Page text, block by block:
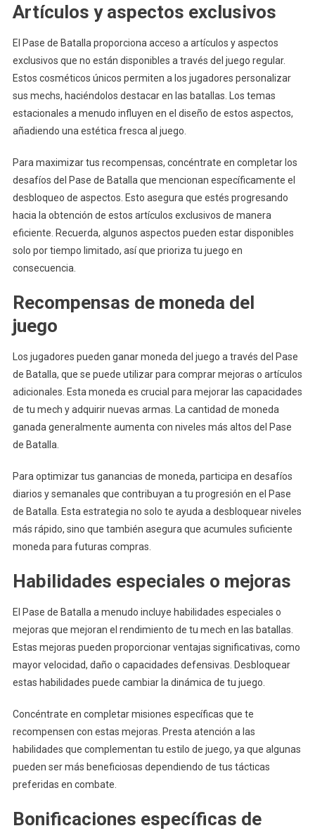
Artículos y aspectos exclusivos
El Pase de Batalla proporciona acceso a artículos y aspectos
exclusivos que no están disponibles a través del juego regular.
Estos cosméticos únicos permiten a los jugadores personalizar
sus mechs, haciéndolos destacar en las batallas. Los temas
estacionales a menudo influyen en el diseño de estos aspectos,
añadiendo una estética fresca al juego.
Para maximizar tus recompensas, concéntrate en completar los
desafíos del Pase de Batalla que mencionan específicamente el
desbloqueo de aspectos. Esto asegura que estés progresando
hacia la obtención de estos artículos exclusivos de manera
eficiente. Recuerda, algunos aspectos pueden estar disponibles
solo por tiempo limitado, así que prioriza tu juego en
consecuencia.
Recompensas de moneda del
juego
Los jugadores pueden ganar moneda del juego a través del Pase
de Batalla, que se puede utilizar para comprar mejoras o artículos
adicionales. Esta moneda es crucial para mejorar las capacidades
de tu mech y adquirir nuevas armas. La cantidad de moneda
ganada generalmente aumenta con niveles más altos del Pase
de Batalla.
Para optimizar tus ganancias de moneda, participa en desafíos
diarios y semanales que contribuyan a tu progresión en el Pase
de Batalla. Esta estrategia no solo te ayuda a desbloquear niveles
más rápido, sino que también asegura que acumules suficiente
moneda para futuras compras.
Habilidades especiales o mejoras
El Pase de Batalla a menudo incluye habilidades especiales o
mejoras que mejoran el rendimiento de tu mech en las batallas.
Estas mejoras pueden proporcionar ventajas significativas, como
mayor velocidad, daño o capacidades defensivas. Desbloquear
estas habilidades puede cambiar la dinámica de tu juego.
Concéntrate en completar misiones específicas que te
recompensen con estas mejoras. Presta atención a las
habilidades que complementan tu estilo de juego, ya que algunas
pueden ser más beneficiosas dependiendo de tus tácticas
preferidas en combate.
Bonificaciones específicas de